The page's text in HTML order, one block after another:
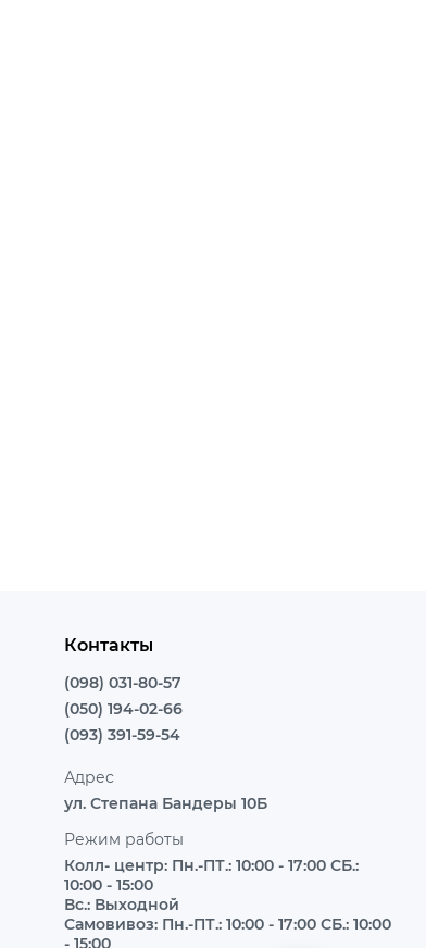
Контакты
(098) 031-80-57
(050) 194-02-66
(093) 391-59-54
Адрес
ул. Степана Бандеры 10Б
Режим работы
Колл- центр: Пн.-ПТ.: 10:00 - 17:00 СБ.:
10:00 - 15:00
Вс.: Выходной
Самовивоз: Пн.-ПТ.: 10:00 - 17:00 СБ.: 10:00
- 15:00